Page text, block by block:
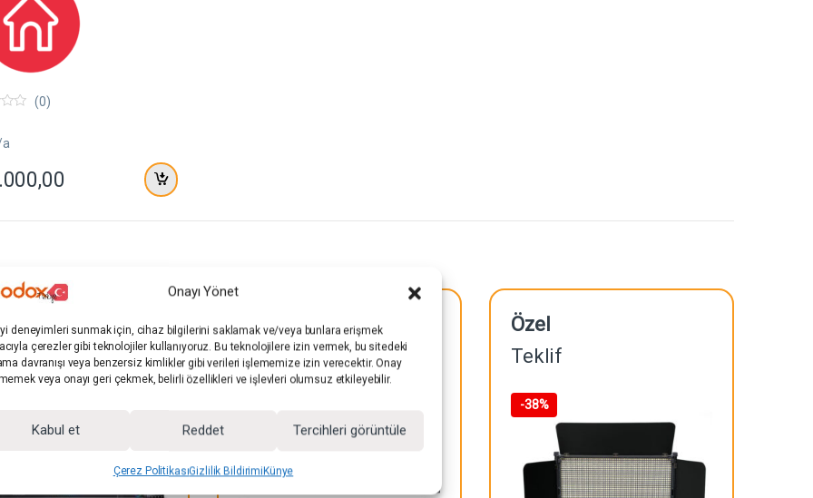
Onayı Yönet
deneyimleri sunmak için, cihaz bilgilerini saklamak ve/veya bunlara erişmek
çerezler gibi teknolojiler kullanıyoruz. Bu teknolojilere izin vermek, bu sitedeki
davranışı veya benzersiz kimlikler gibi verileri işlememize izin verecektir. Onay
veya onayı geri çekmek, belirli özellikleri ve işlevleri olumsuz etkileyebilir.
Kabul et Reddet Tercihleri görüntüle
Çerez PolitikasıGizlilik BildirimiKünye
(0)
a
Özel
Teklif
Özel
Teklif
-38%